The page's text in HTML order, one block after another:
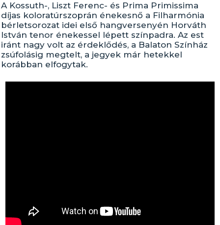
A Kossuth-, Liszt Ferenc- és Prima Primissima
díjas koloratúrszoprán énekesnő a Filharmónia
bérletsorozat idei első hangversenyén Horváth
István tenor énekessel lépett színpadra. Az est
iránt nagy volt az érdeklődés, a Balaton Színház
zsúfolásig megtelt, a jegyek már hetekkel
korábban elfogytak.